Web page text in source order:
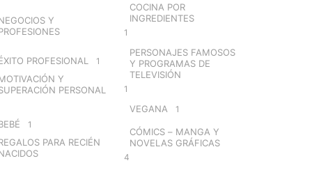
Y
PROFESIONAL 1
Y
PERSONAL
1
PARA RECIÉN
COCINA POR
INGREDIENTES
1
PERSONAJES FAMOSOS
Y PROGRAMAS DE
TELEVISIÓN
1
VEGANA 1
CÓMICS – MANGA Y
NOVELAS GRÁFICAS
4